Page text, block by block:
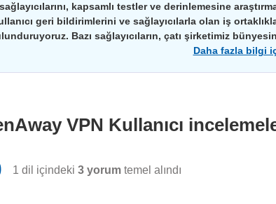
kapsamlı testler ve derinlemesine
geri bildirimlerini ve sağlayıcılarla olan iş
Bazı sağlayıcıların, çatı şirketimiz
Daha fazla bilgi
VPN Kullanıcı
1 dil içindeki 3 yorum temel alındı